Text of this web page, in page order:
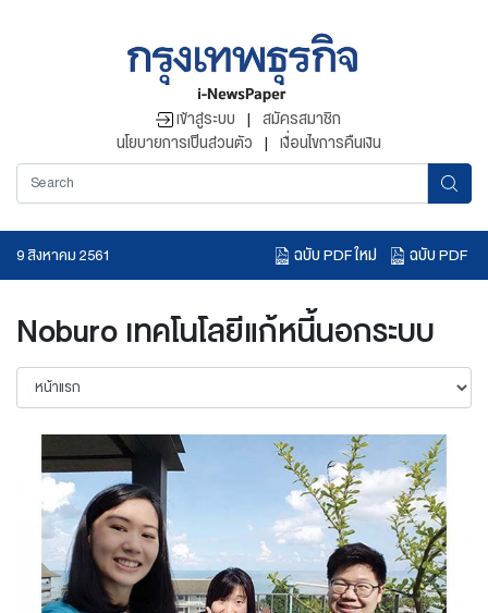
เข้าสู่ระบบ | สมัครสมาชิก
นโยบายการเป็นส่วนตัว | เงื่อนไขการคืนเงิน
9 สิงหาคม 2561 ฉบับ PDF ใหม่
ฉบับ PDF
Noburo เทคโนโลยีแก้หนี้นอกระบบ